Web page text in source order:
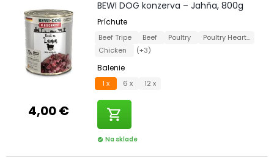
4,00 €
BEWI DOG konzerva – Jahňa, 800g
Príchute
Beef Tripe Beef Poultry
Poultry Hearts
Chicken
(+3)
Balenie
1 x 6 x 12 x
shopping_cart
check_circle Na sklade